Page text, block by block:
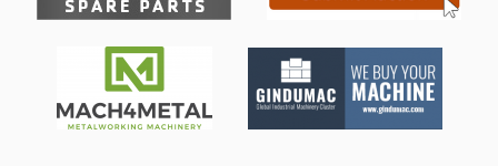
बार उपकरण
मनका उपकरण
मशीन उपकरण